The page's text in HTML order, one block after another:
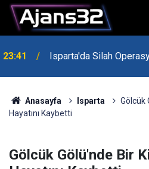
23:41
Isparta'da Silah
Anasayfa Isparta
Gölcük
Hayatını Kaybetti
Gölcük Gölü'nde Bir